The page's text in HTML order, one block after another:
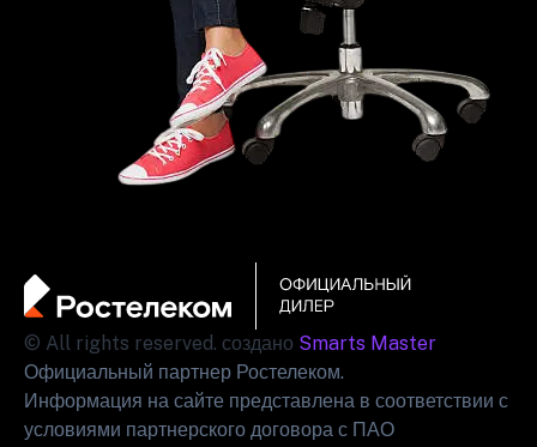
© All rights reserved. создано Smarts Master
Официальный партнер Ростелеком.
Информация на сайте представлена в соответствии с
условиями партнерского договора с ПАО